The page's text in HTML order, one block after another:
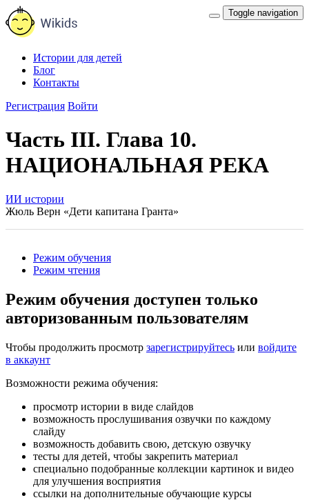
Toggle navigation
Истории для детей
Блог
Контакты
Регистрация Войти
Часть III. Глава 10.
НАЦИОНАЛЬНАЯ РЕКА
ИИ истории
Жюль Верн «Дети капитана Гранта»
Режим обучения
Режим чтения
Режим обучения доступен только
авторизованным пользователям
Чтобы продолжить просмотр зарегистрируйтесь или войдите
в аккаунт
Возможности режима обучения:
просмотр истории в виде слайдов
возможность прослушивания озвучки по каждому
слайду
возможность добавить свою, детскую озвучку
тесты для детей, чтобы закрепить материал
специально подобранные коллекции картинок и видео
для улучшения восприятия
ссылки на дополнительные обучающие курсы